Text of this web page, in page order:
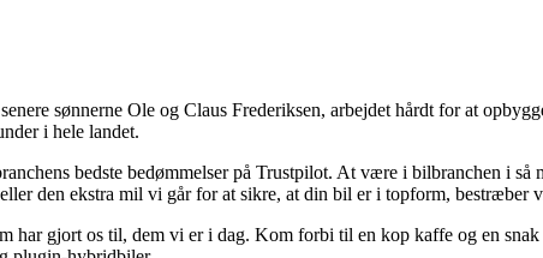
sønnerne Ole og Claus Frederiksen, arbejdet hårdt for at
i hele landet.
bedste bedømmelser på Trustpilot. At være i bilbranchen i
den ekstra mil vi går for at sikre, at din bil er i topform, bestræber
har gjort os til, dem vi er i dag. Kom forbi til en kop kaffe og en